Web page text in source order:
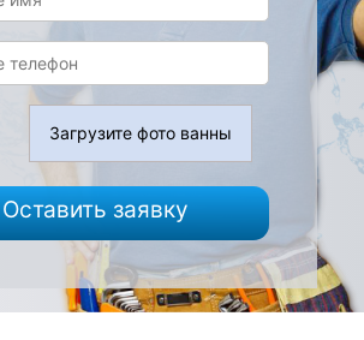
Загрузите фото ванны
Оставить заявку